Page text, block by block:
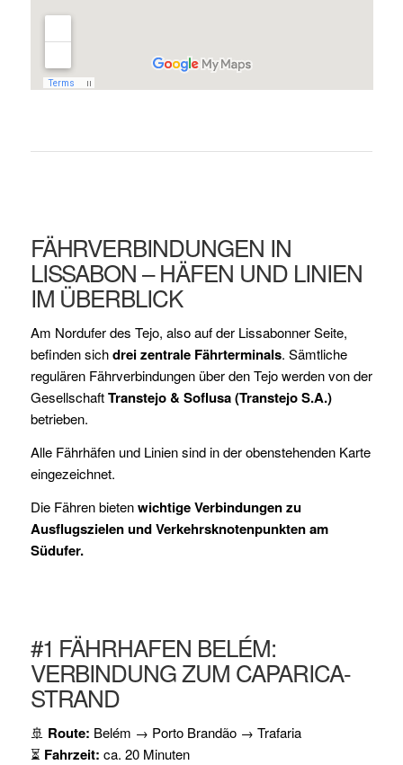
FÄHRVERBINDUNGEN IN
LISSABON – HÄFEN UND LINIEN
IM ÜBERBLICK
Am Nordufer des Tejo, also auf der Lissabonner Seite,
befinden sichdrei zentrale Fährterminals. Sämtliche
regulären Fährverbindungen über den Tejo werden von der
GesellschaftTranstejo & Soflusa (Transtejo S.A.)
betrieben.
Alle Fährhäfen und Linien sind in der obenstehenden Karte
eingezeichnet.
Die Fähren bietenwichtige Verbindungen zu
Ausflugszielen und Verkehrsknotenpunkten am
Südufer.
#1 FÄHRHAFEN BELÉM:
VERBINDUNG ZUM CAPARICA-
STRAND
🚢 Route: Belém → Porto Brandão → Trafaria
⏳ Fahrzeit: ca. 20 Minuten